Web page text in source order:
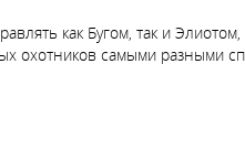
как Бугом, так и
охотников самыми разными